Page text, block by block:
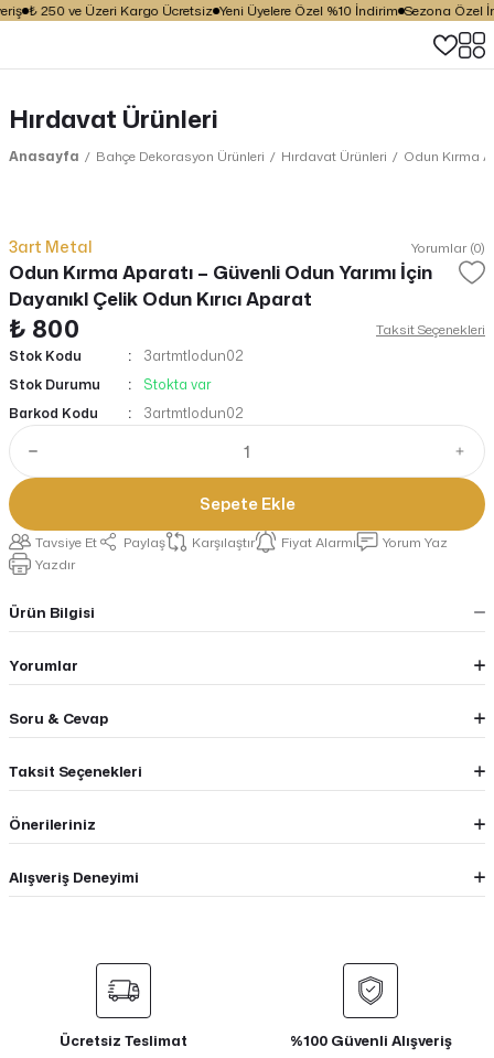
₺ 250 ve Üzeri Kargo Ücretsiz Yeni Üyelere Özel %10 İndirim Sezona Özel
Hırdavat Ürünleri
Anasayfa Bahçe Dekorasyon Ürünleri Hırdavat Ürünleri Odun Kırma
3art Metal Yorumlar (0)
Odun Kırma Aparatı – Güvenli Odun Yarımı İçin
Dayanıkl Çelik Odun Kırıcı Aparat
₺ 800
Taksit Seçenekleri
Stok Kodu
3artmtlodun02
Stok Durumu
Stokta var
Barkod Kodu
3artmtlodun02
Sepete Ekle
Tavsiye Et Paylaş Karşılaştır Fiyat Alarmı
Yorum Yaz
Yazdır
Ürün Bilgisi
Yorumlar
Soru & Cevap
Taksit Seçenekleri
Önerileriniz
Alışveriş Deneyimi
Ücretsiz Teslimat %100 Güvenli Alışveriş